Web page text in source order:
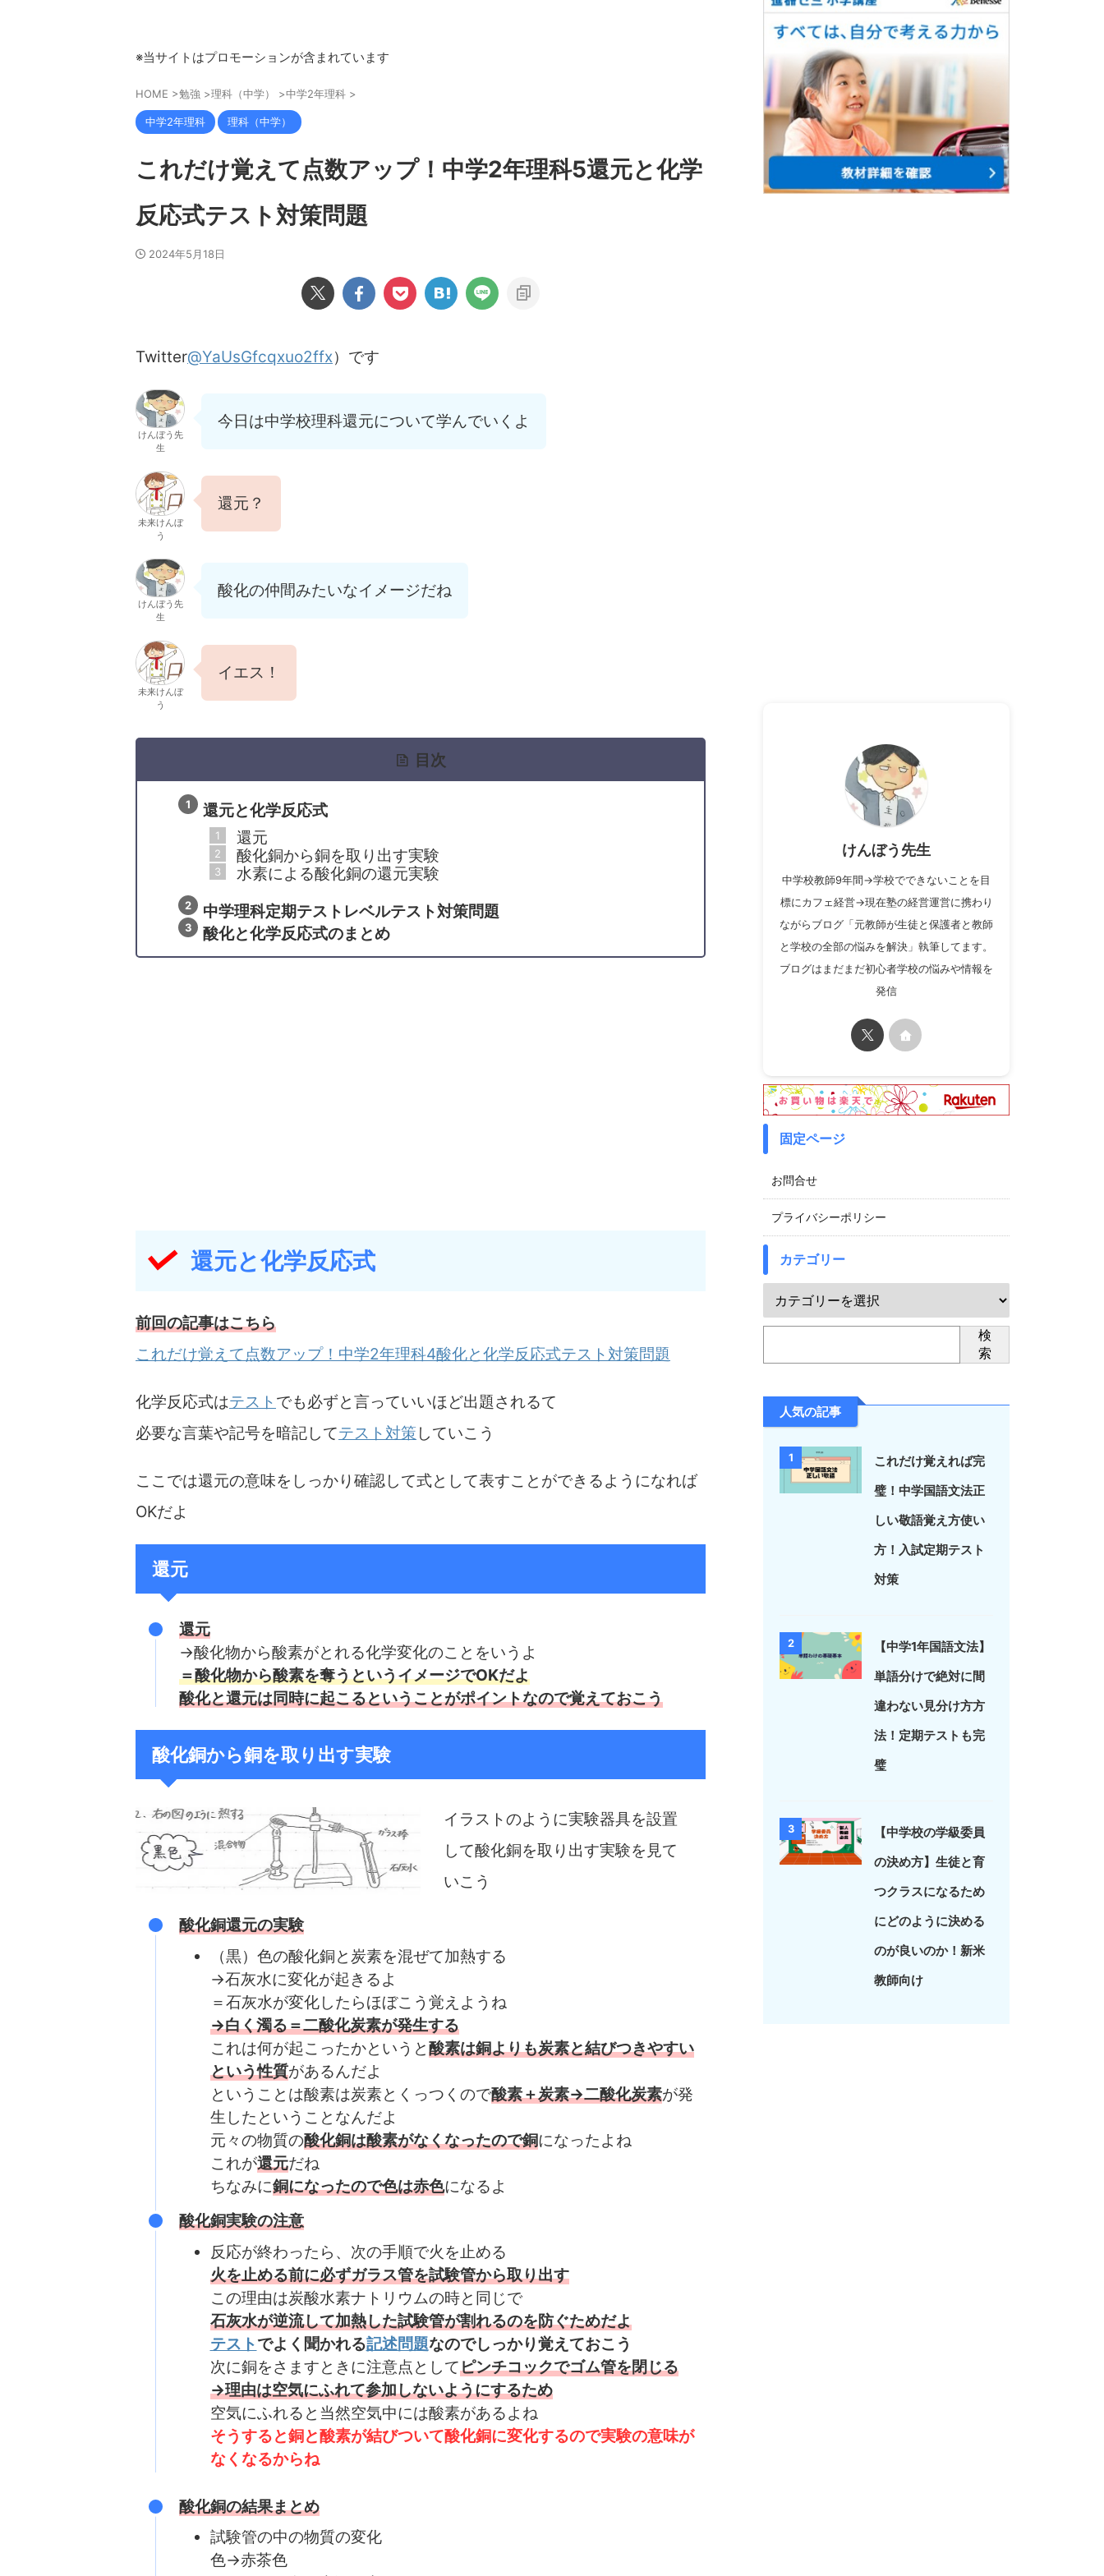
※当サイトはプロモーションが含まれています
HOME >勉強 >理科（中学） >中学2年理科 >
中学2年理科 理科（中学）
これだけ覚えて点数アップ！中学2年理科5還元と化学
反応式テスト対策問題
2024年5月18日
Twitter@YaUsGfcqxuo2ffx）です
けんぼう先
生
今日は中学校理科還元について学んでいくよ
未来けんぼ
う
還元？
けんぼう先
生
酸化の仲間みたいなイメージだね
未来けんぼ
う
イエス！
目次
還元と化学反応式
還元
酸化銅から銅を取り出す実験
水素による酸化銅の還元実験
中学理科定期テストレベルテスト対策問題
酸化と化学反応式のまとめ
還元と化学反応式
前回の記事はこちら
これだけ覚えて点数アップ！中学2年理科4酸化と化学反応式テスト対策問題
化学反応式はテスト でも必ずと言っていいほど出題されるて
必要な言葉や記号を暗記してテスト対策していこう
ここでは還元の意味をしっかり確認して式として表すことができるようになれば
OKだよ
還元
還元
→酸化物から酸素がとれる化学変化のことをいうよ
＝酸化物から酸素を奪うというイメージでOKだよ
酸化と還元は同時に起こるということがポイントなので覚えておこう
酸化銅から銅を取り出す実験
イラストのように実験器具を設置
して酸化銅を取り出す実験を見て
いこう
酸化銅還元の実験
（黒）色の酸化銅と炭素を混ぜて加熱する
→石灰水に変化が起きるよ
＝石灰水が変化したらほぼこう覚えようね
→白く濁る＝二酸化炭素が発生する
これは何が起こったかというと酸素は銅よりも炭素と結びつきやすい
という性質があるんだよ
ということは酸素は炭素とくっつくので酸素＋炭素→二酸化炭素が発
生したということなんだよ
元々の物質の酸化銅は酸素がなくなったので銅になったよね
これが還元だね
ちなみに銅になったので色は赤色になるよ
酸化銅実験の注意
反応が終わったら、次の手順で火を止める
火を止める前に必ずガラス管を試験管から取り出す
この理由は炭酸水素ナトリウムの時と同じで
石灰水が逆流して加熱した試験管が割れるのを防ぐためだよ
テストでよく聞かれる記述問題なのでしっかり覚えておこう
次に銅をさますときに注意点としてピンチコックでゴム管を閉じる
→理由は空気にふれて参加しないようにするため
空気にふれると当然空気中には酸素があるよね
そうすると銅と酸素が結びついて酸化銅に変化するので実験の意味が
なくなるからね
酸化銅の結果まとめ
試験管の中の物質の変化
色→赤茶色
けんぼう先生
中学校教師9年間→学校でできないことを目
標にカフェ経営→現在塾の経営運営に携わり
ながらブログ「元教師が生徒と保護者と教師
と学校の全部の悩みを解決」執筆してます。
ブログはまだまだ初心者学校の悩みや情報を
発信
固定ページ
お問合せ
プライバシーポリシー
カテゴリー
検
索
人気の記事
1
これだけ覚えれば完
璧！中学国語文法正
しい敬語覚え方使い
方！入試定期テスト
対策
2
【中学1年国語文法】
単語分けで絶対に間
違わない見分け方方
法！定期テストも完
璧
3
【中学校の学級委員
の決め方】生徒と育
つクラスになるため
にどのように決める
のが良いのか！新米
教師向け